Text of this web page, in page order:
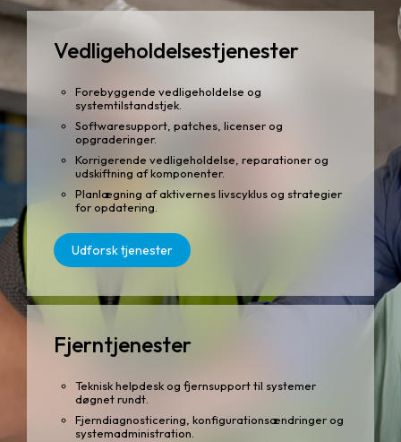
Vedligeholdelsestjenester
Forebyggende vedligeholdelse og
systemtilstandstjek.
Softwaresupport, patches, licenser og
opgraderinger.
Korrigerende vedligeholdelse, reparationer og
udskiftning af komponenter.
Planlægning af aktivernes livscyklus og strategier
for opdatering.
Udforsk tjenester
Fjerntjenester
Teknisk helpdesk og fjernsupport til systemer
døgnet rundt.
Fjerndiagnosticering, konfigurationsændringer og
systemadministration.